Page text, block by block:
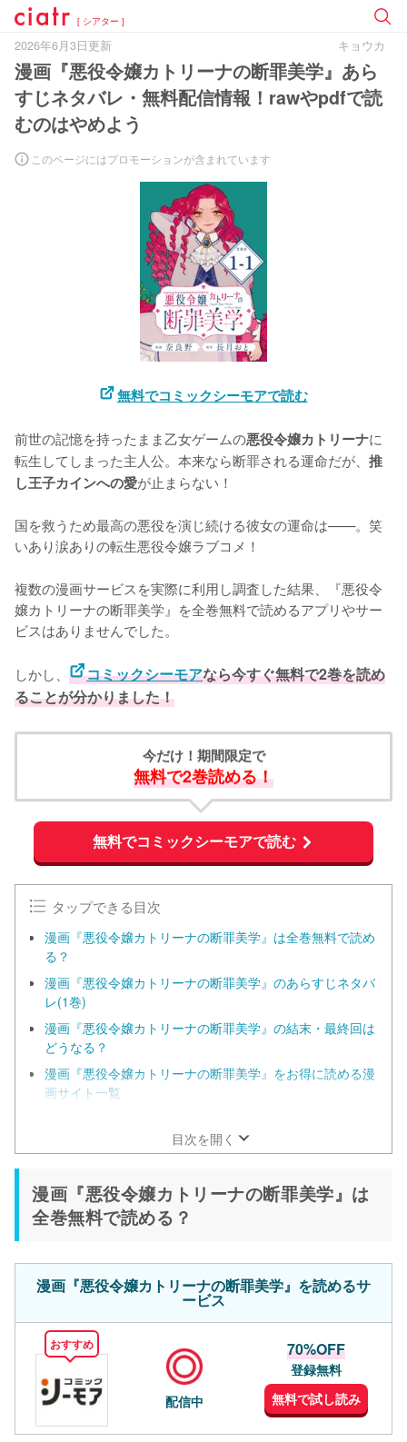
[ シアター ]
2026年6月3日更新 キョウカ
漫画『悪役令嬢カトリーナの断罪美学』あら
すじネタバレ・無料配信情報！rawやpdfで読
むのはやめよう
このページにはプロモーションが含まれています
無料でコミックシーモアで読む
前世の記憶を持ったまま乙女ゲームの悪役令嬢カトリーナに
転生してしまった主人公。本来なら断罪される運命だが、 推
し王子カインへの愛が止まらない！
国を救うため最高の悪役を演じ続ける彼女の運命は——。笑
いあり涙ありの転生悪役令嬢ラブコメ！
複数の漫画サービスを実際に利用し調査した結果、『悪役令
嬢カトリーナの断罪美学』を全巻無料で読めるアプリやサー
ビスはありませんでした。
しかし、 コミックシーモアなら今すぐ無料で2巻を読め
ることが分かりました！
今だけ！期間限定で
無料で2巻読める！
無料でコミックシーモアで読む
タップできる目次
漫画『悪役令嬢カトリーナの断罪美学』は全巻無料で読め
る？
漫画『悪役令嬢カトリーナの断罪美学』のあらすじネタバ
レ(1巻)
漫画『悪役令嬢カトリーナの断罪美学』の結末・最終回は
どうなる？
漫画『悪役令嬢カトリーナの断罪美学』をお得に読める漫
画サイト一覧
を今すぐ70%オフで読める！
目次を開く
漫画『悪役令嬢カトリーナの断罪美学』は
全巻無料で読める？
漫画『悪役令嬢カトリーナの断罪美学』を読めるサ
ービス
おすすめ
配信中
70%OFF
登録無料
無料で試し読み